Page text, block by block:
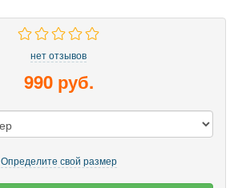
нет отзывов
990 руб.
Определите свой размер